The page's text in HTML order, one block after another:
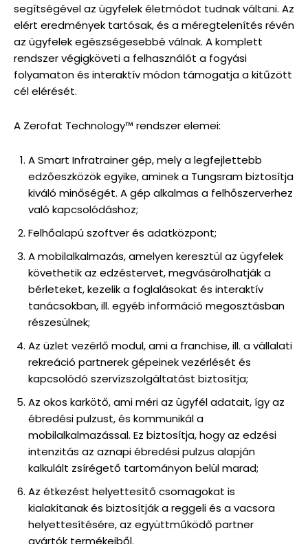
segítségével az ügyfelek életmódot tudnak váltani. Az
elért eredmények tartósak, és a méregtelenítés révén
az ügyfelek egészségesebbé válnak. A komplett
rendszer végigköveti a felhasználót a fogyási
folyamaton és interaktív módon támogatja a kitűzött
cél elérését.
A Zerofat Technology™ rendszer elemei:
A Smart Infratrainer gép, mely a legfejlettebb
edzőeszközök egyike, aminek a Tungsram biztosítja
kiváló minőségét. A gép alkalmas a felhőszerverhez
való kapcsolódáshoz;
Felhőalapú szoftver és adatközpont;
A mobilalkalmazás, amelyen keresztül az ügyfelek
követhetik az edzéstervet, megvásárolhatják a
bérleteket, kezelik a foglalásokat és interaktív
tanácsokban, ill. egyéb információ megosztásban
részesülnek;
Az üzlet vezérlő modul, ami a franchise, ill. a vállalati
rekreáció partnerek gépeinek vezérlését és
kapcsolódó szervízszolgáltatást biztosítja;
Az okos karkötő, ami méri az ügyfél adatait, így az
ébredési pulzust, és kommunikál a
mobilalkalmazással. Ez biztosítja, hogy az edzési
intenzitás az aznapi ébredési pulzus alapján
kalkulált zsírégető tartományon belül marad;
Az étkezést helyettesítő csomagokat is
kialakítanak és biztosítják a reggeli és a vacsora
helyettesítésére, az együttműködő partner
gyártók termékeiből.